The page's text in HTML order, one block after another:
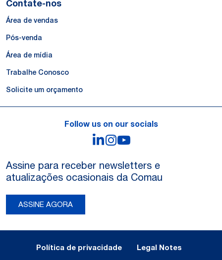
Contate-nos
Área de vendas
Pós-venda
Área de mídia
Trabalhe Conosco
Solicite um orçamento
Follow us on our socials
LinkedIn
Instagram
Assine para receber newsletters e
atualizações ocasionais da Comau
ASSINE AGORA
Política de privacidade Legal Notes